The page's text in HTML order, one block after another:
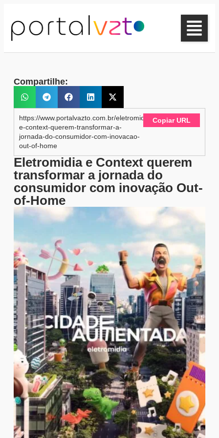
Compartilhe:
https://www.portalvazto.com.br/eletromidia-
e-context-querem-transformar-a-
jornada-do-consumidor-com-inovacao-
out-of-home
Copiar URL
Eletromidia e Context querem
transformar a jornada do
consumidor com inovação Out-
of-Home